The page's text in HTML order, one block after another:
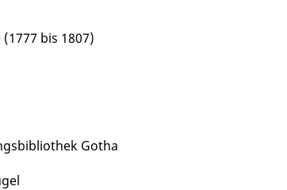
bis 1807)
Gotha